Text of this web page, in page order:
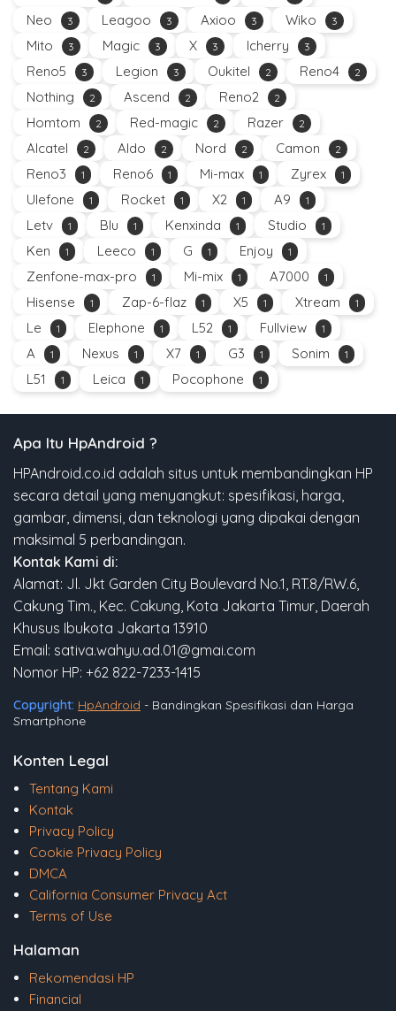
Neo 3 Leagoo 3 Axioo 3 Wiko 3
Mito 3 Magic 3 X 3 Icherry 3
Reno5 3 Legion 3 Oukitel 2 Reno4 2
Nothing 2 Ascend 2 Reno2 2
Homtom 2 Red-magic 2 Razer 2
Alcatel 2 Aldo 2 Nord 2 Camon 2
Reno3 1 Reno6 1 Mi-max 1 Zyrex 1
Ulefone 1 Rocket 1 X2 1 A9 1
Letv 1 Blu 1 Kenxinda 1 Studio 1
Ken 1 Leeco 1 G 1 Enjoy 1
Zenfone-max-pro 1 Mi-mix 1 A7000 1
Hisense 1 Zap-6-flaz 1 X5 1 Xtream 1
Le 1 Elephone 1 L52 1 Fullview 1
A 1 Nexus 1 X7 1 G3 1 Sonim 1
L51 1 Leica 1 Pocophone 1
Apa Itu HpAndroid ?
HPAndroid.co.id adalah situs untuk membandingkan HP
secara detail yang menyangkut: spesifikasi, harga,
gambar, dimensi, dan teknologi yang dipakai dengan
maksimal 5 perbandingan.
Kontak Kami di:
Alamat: Jl. Jkt Garden City Boulevard No.1, RT.8/RW.6,
Cakung Tim., Kec. Cakung, Kota Jakarta Timur, Daerah
Khusus Ibukota Jakarta 13910
Email: sativa.wahyu.ad.01@gmai.com
Nomor HP: +62 822-7233-1415
Copyright: HpAndroid - Bandingkan Spesifikasi dan Harga
Smartphone
Konten Legal
Tentang Kami
Kontak
Privacy Policy
Cookie Privacy Policy
DMCA
California Consumer Privacy Act
Terms of Use
Halaman
Rekomendasi HP
Financial